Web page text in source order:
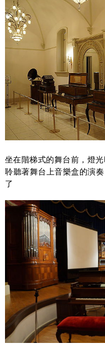
坐在階梯式的舞台前，燈
聆聽著舞台上音樂盒的演
了